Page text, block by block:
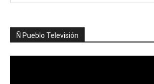
Ñ Pueblo Televisión